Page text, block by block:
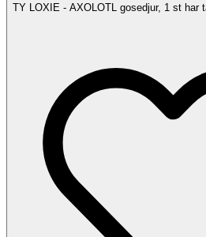
TY LOXIE - AXOLOTL gosedjur, 1 st har